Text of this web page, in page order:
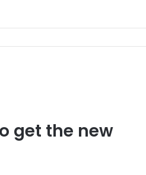
get the new